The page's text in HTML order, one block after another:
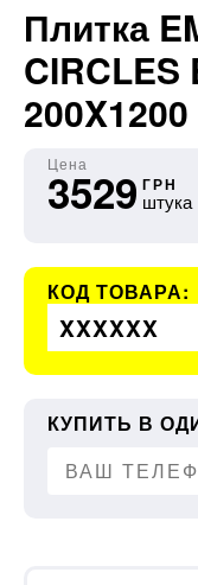
Плитка
CIRCLES
Цена
3529 ГРН
штука
КОД ТОВАРА:
XXXXXX
КУПИТЬ В